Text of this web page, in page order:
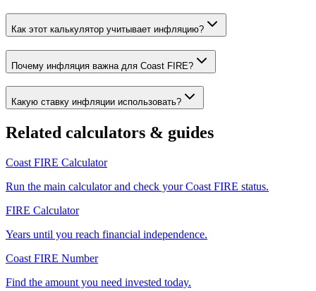
Как этот калькулятор учитывает инфляцию?
Почему инфляция важна для Coast FIRE?
Какую ставку инфляции использовать?
Related calculators & guides
Coast FIRE Calculator
Run the main calculator and check your Coast FIRE status.
FIRE Calculator
Years until you reach financial independence.
Coast FIRE Number
Find the amount you need invested today.